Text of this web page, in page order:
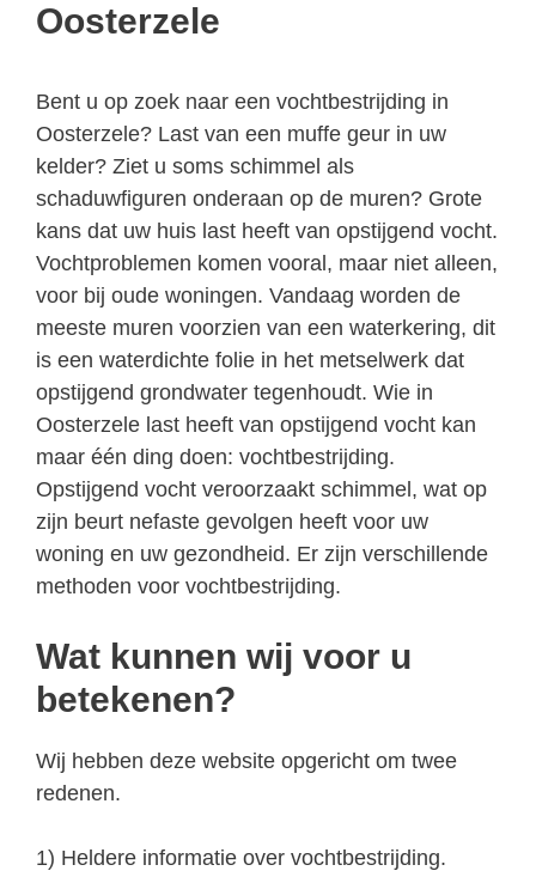
Oosterzele
Bent u op zoek naar een vochtbestrijding in
Oosterzele? Last van een muffe geur in uw
kelder? Ziet u soms schimmel als
schaduwfiguren onderaan op de muren? Grote
kans dat uw huis last heeft van opstijgend vocht.
Vochtproblemen komen vooral, maar niet alleen,
voor bij oude woningen. Vandaag worden de
meeste muren voorzien van een waterkering, dit
is een waterdichte folie in het metselwerk dat
opstijgend grondwater tegenhoudt. Wie in
Oosterzele last heeft van opstijgend vocht kan
maar één ding doen: vochtbestrijding.
Opstijgend vocht veroorzaakt schimmel, wat op
zijn beurt nefaste gevolgen heeft voor uw
woning en uw gezondheid. Er zijn verschillende
methoden voor vochtbestrijding.
Wat kunnen wij voor u
betekenen?
Wij hebben deze website opgericht om twee
redenen.
1) Heldere informatie over vochtbestrijding.